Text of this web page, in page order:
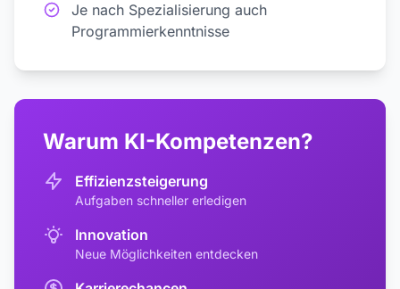
Je nach Spezialisierung auch
Programmierkenntnisse
Warum KI-Kompetenzen?
Effizienzsteigerung
Aufgaben schneller erledigen
Innovation
Neue Möglichkeiten entdecken